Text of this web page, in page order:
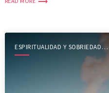
ESPIRITUALIDAD Y SOBRIEDAD
SHOW